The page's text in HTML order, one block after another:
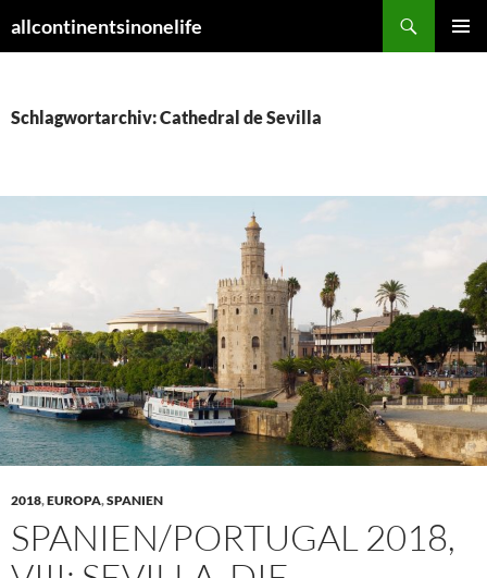
Inhalt
allcontinentsinonelife
Schlagwortarchiv: Cathedral de Sevilla
2018,EUROPA,SPANIEN
SPANIEN/PORTUGAL 2018,